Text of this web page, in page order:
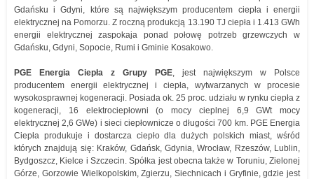
Gdańsku i Gdyni, które są największym producentem ciepła i energii
elektrycznej na Pomorzu. Z roczną produkcją 13.190 TJ ciepła i 1.413 GWh
energii elektrycznej zaspokaja ponad połowę potrzeb grzewczych w
Gdańsku, Gdyni, Sopocie, Rumi i Gminie Kosakowo.
PGE Energia Ciepła z Grupy PGE, jest największym w Polsce
producentem energii elektrycznej i ciepła, wytwarzanych w procesie
wysokosprawnej kogeneracji. Posiada ok. 25 proc. udziału w rynku ciepła z
kogeneracji, 16 elektrociepłowni (o mocy cieplnej 6,9 GWt mocy
elektrycznej 2,6 GWe) i sieci ciepłownicze o długości 700 km. PGE Energia
Ciepła produkuje i dostarcza ciepło dla dużych polskich miast, wśród
których znajdują się: Kraków, Gdańsk, Gdynia, Wrocław, Rzeszów, Lublin,
Bydgoszcz, Kielce i Szczecin. Spółka jest obecna także w Toruniu, Zielonej
Górze, Gorzowie Wielkopolskim, Zgierzu, Siechnicach i Gryfinie, gdzie jest